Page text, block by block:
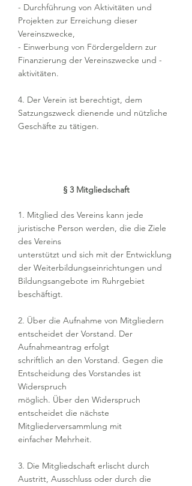
- Durchführung von Aktivitäten und
Projekten zur Erreichung dieser
Vereinszwecke,
- Einwerbung von Fördergeldern zur
Finanzierung der Vereinszwecke und -
aktivitäten.
4. Der Verein ist berechtigt, dem
Satzungszweck dienende und nützliche
Geschäfte zu tätigen.
§ 3 Mitgliedschaft
1. Mitglied des Vereins kann jede
juristische Person werden, die die Ziele
des Vereins
unterstützt und sich mit der Entwicklung
der Weiterbildungseinrichtungen und
Bildungsangebote im Ruhrgebiet
beschäftigt.
2. Über die Aufnahme von Mitgliedern
entscheidet der Vorstand. Der
Aufnahmeantrag erfolgt
schriftlich an den Vorstand. Gegen die
Entscheidung des Vorstandes ist
Widerspruch
möglich. Über den Widerspruch
entscheidet die nächste
Mitgliederversammlung mit
einfacher Mehrheit.
3. Die Mitgliedschaft erlischt durch
Austritt, Ausschluss oder durch die